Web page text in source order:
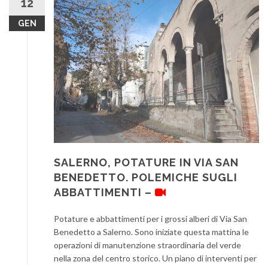
GEN
SALERNO, POTATURE IN VIA SAN
BENEDETTO. POLEMICHE SUGLI
ABBATTIMENTI –
Potature e abbattimenti per i grossi alberi di Via San
Benedetto a Salerno. Sono iniziate questa mattina le
operazioni di manutenzione straordinaria del verde
nella zona del centro storico. Un piano di interventi per